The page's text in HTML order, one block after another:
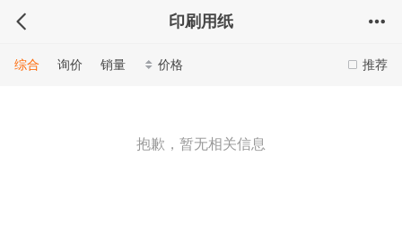
印刷用纸
推荐
综合 询价 销量 价格
抱歉，暂无相关信息